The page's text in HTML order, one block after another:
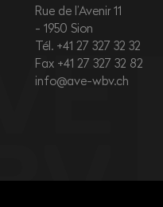
Rue de l’Avenir 11
1950 Sion
Tél. +41 27 327 32 32
Fax +41 27 327 32 82
info@ave-wbv.ch